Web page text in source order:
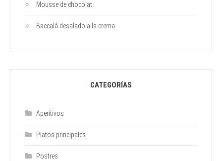
Mousse de chocolat
Baccalà desalado a la crema
CATEGORÍAS
Aperitivos
Platos principales
Postres